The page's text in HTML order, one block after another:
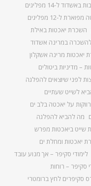
ל-14 מפליגים
ל-12 מפליגים
השכרת יאכטות באילת
במרינה אשדוד
יאכטות מרינה אשקלון
– מדיניות ביטולים
לפני שיוצאים להפלגה
לשייט שעתיים
על יאכטה בלב ים
מה להביא להפלגה
שייט ביאכטות מפרש
יאכטות ומחלת ים
לימודי סקיפר – אך מנוע עובד
סקיפר – רוחות
סקיפרים לחץ ברומטרי